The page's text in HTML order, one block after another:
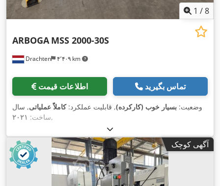
1 /8
Drachten ۴٬۴۰۹ km
ARBOGA MSS 2000-30S
اطلاعات قیمت تماس بگیرید
وضعیت: بسیار خوب (کارکرده), قابلیت عملکرد:کاملاً عملیاتی, سال
ساخت: ۲۰۲۱ ,
آگهی کوچک